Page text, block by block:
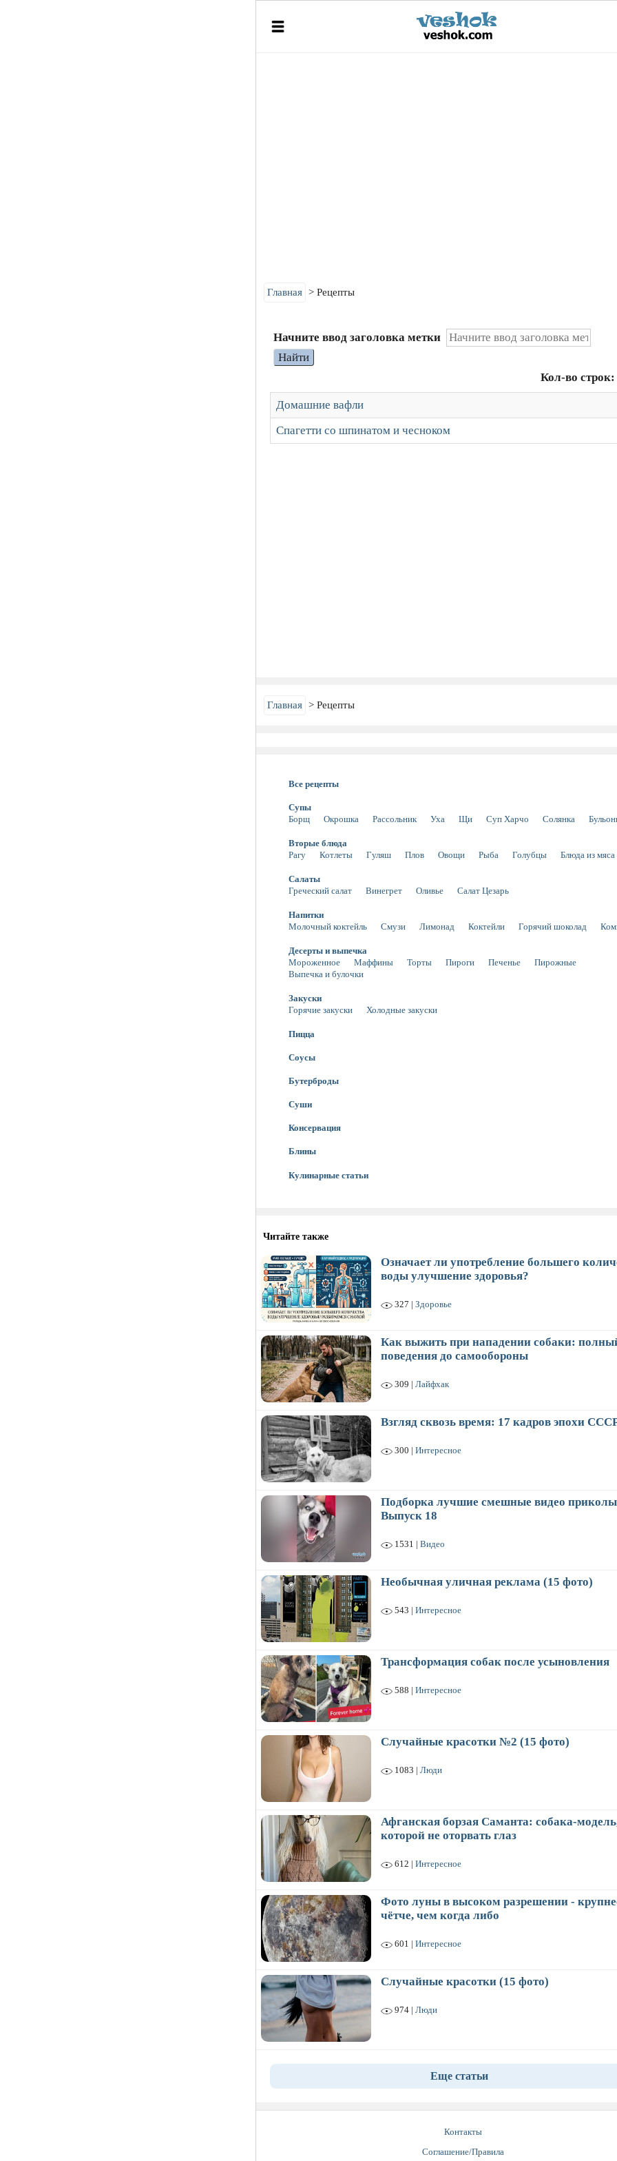
Главная Рецепты
Начните ввод заголовка метки
Найти
Кол-во строк:
Домашние вафли
Спагетти со шпинатом и чесноком
Главная Рецепты
Все рецепты
Супы
Борщ
Окрошка Рассольник Уха Щи Суп Харчо Солянка
Вторые блюда
Рагу
Котлеты Гуляш Плов Овощи Рыба Голубцы Блюда из мяса
Салаты
Греческий салат
Винегрет Оливье Салат Цезарь
Напитки
Молочный коктейль
Смузи Лимонад Коктейли Горячий шоколад
Десерты и выпечка
Мороженное
Маффины Торты Пироги Печенье
Пирожные
Выпечка и булочки
Закуски
Горячие закуски
Холодные закуски
Пицца
Соусы
Бутерброды
Суши
Консервация
Блины
Кулинарные статьи
Читайте также
Означает ли употребление большего
воды улучшение здоровья?
327 | Здоровье
Как выжить при нападении собаки:
поведения до самообороны
309 | Лайфхак
Взгляд сквозь время: 17 кадров эпохи
300 | Интересное
Подборка лучшие смешные видео
Выпуск 18
1531 | Видео
Необычная уличная реклама (15 фото)
543 | Интересное
Трансформация собак после усыновления
588 | Интересное
Случайные красотки №2 (15 фото)
1083 | Люди
Афганская борзая Саманта: собака-
которой не оторвать глаз
612 | Интересное
Фото луны в высоком разрешении -
чётче, чем когда либо
601 | Интересное
Случайные красотки (15 фото)
974 | Люди
Еще статьи
Контакты
Соглашение/Правила